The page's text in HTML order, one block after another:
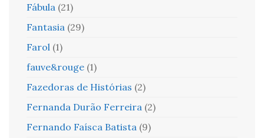
Fábula (21)
Fantasia (29)
Farol (1)
fauve&rouge (1)
Fazedoras de Histórias (2)
Fernanda Durão Ferreira (2)
Fernando Faísca Batista (9)